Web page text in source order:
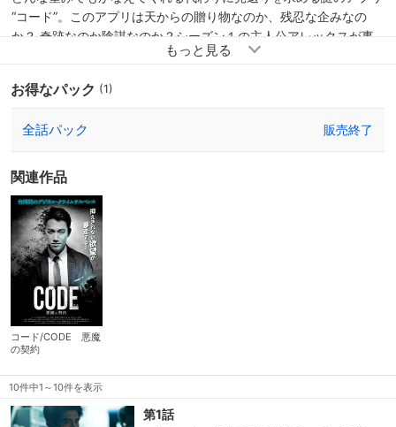
“コード”。このアプリは天からの贈り物なのか、残忍な企みなの
か？ 奇跡なのか陰謀なのか？シーズン１の主人公アレックスが事
故死した後、邪悪なアプリの黒幕が次第に明らかになってくる。ア
の謎に深く巻き込まれていく。これは正義と悪の戦いなのか、それ
ペンスドラマが計１０話のドラマシリーズとなって帰ってきた！
お得なパック (1)
全話パック 販売終了
関連作品
コード/CODE 悪魔
の契約
10件中1～10件を表示
第1話